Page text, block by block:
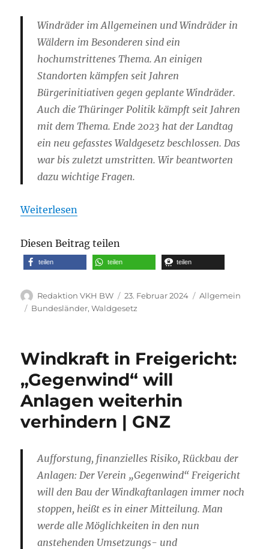
Windräder im Allgemeinen und Windräder in
Wäldern im Besonderen sind ein
hochumstrittenes Thema. An einigen
Standorten kämpfen seit Jahren
Bürgerinitiativen gegen geplante Windräder.
Auch die Thüringer Politik kämpft seit Jahren
mit dem Thema. Ende 2023 hat der Landtag
ein neu gefasstes Waldgesetz beschlossen. Das
war bis zuletzt umstritten. Wir beantworten
dazu wichtige Fragen.
Weiterlesen
Diesen Beitrag teilen
teilen teilen teilen
Autor
Redaktion VKH BW
Veröffentlicht
am
23. Februar 2024 Kategorien
Allgemein
Schlagwörter
Bundesländer,Waldgesetz
Windkraft in Freigericht:
„Gegenwind“ will
Anlagen weiterhin
verhindern | GNZ
Aufforstung, finanzielles Risiko, Rückbau der
Anlagen: Der Verein „Gegenwind“ Freigericht
will den Bau der Windkaftanlagen immer noch
stoppen, heißt es in einer Mitteilung. Man
werde alle Möglichkeiten in den nun
anstehenden Umsetzungs- und